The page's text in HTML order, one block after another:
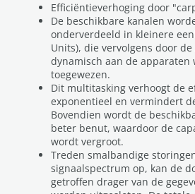
Efficiëntieverhoging door
De beschikbare kanalen
onderverdeeld in kleinere
Units), die vervolgens door de
dynamisch aan de apparaten
toegewezen.
Dit multitasking verhoogt de
exponentieel en vermindert
Bovendien wordt de
beter benut, waardoor de
wordt vergroot.
Treden smalbandige
signaalspectrum op, kan de
getroffen drager van de